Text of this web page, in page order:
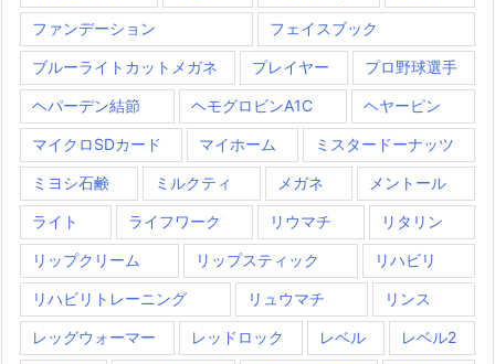
ファンデーション フェイスブック
ブルーライトカットメガネ プレイヤー プロ野球選手
ヘパーデン結節 ヘモグロビンA1C ヘヤーピン
マイクロSDカード マイホーム ミスタードーナッツ
ミヨシ石鹸 ミルクティ メガネ メントール
ライト ライフワーク リウマチ リタリン
リップクリーム リップスティック リハビリ
リハビリトレーニング リュウマチ リンス
レッグウォーマー レッドロック レベル レベル2